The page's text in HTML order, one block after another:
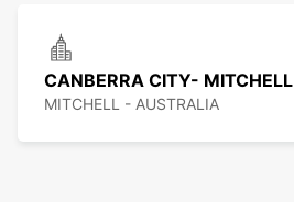
CANBERRA CITY- MITCHELL
MITCHELL - AUSTRALIA